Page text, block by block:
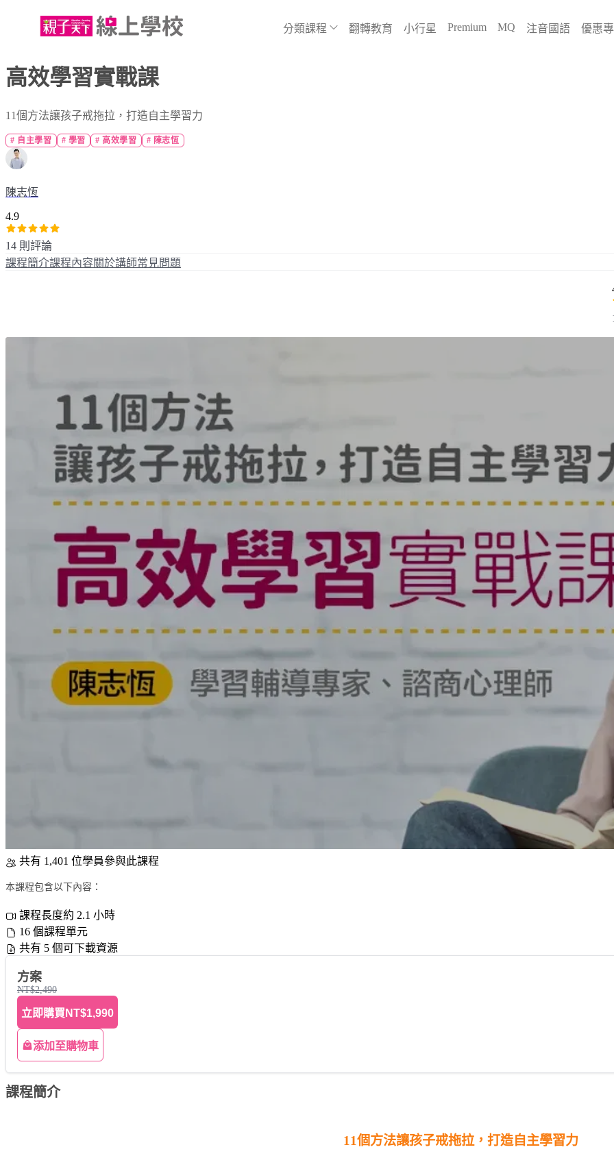
分類課程 翻轉教育 小行星 Premium MQ 注音國語 優惠
高效學習實戰課
11個方法讓孩子戒拖拉，打造自主學習力
# 自主學習 # 學習 #高效學習 # 陳志恆
陳志恆
4.9
14 則評論
課程簡介課程內容關於講師常見問題
共有 1,401 位學員參與此課程
本課程包含以下內容：
課程長度約 2.1 小時
16 個課程單元
共有 5 個可下載資源
方案
NT$2,490
立即購買 NT$1,990
添加至購物車
課程簡介
11個方法讓孩子戒拖拉，打造自主學習力